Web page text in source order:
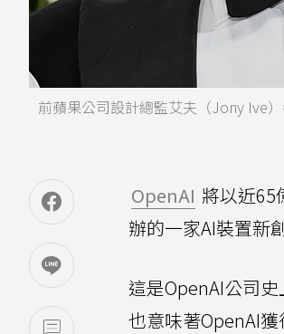
前蘋果公司設計總監艾夫（Jony Ive
OpenAI 將以近65
辦的一家AI裝置新
這是OpenAI公司
也意味著OpenAI